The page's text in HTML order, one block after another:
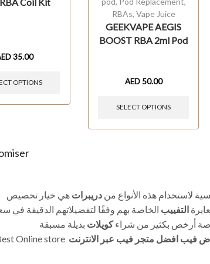
35.00
OPTIONS
RBAs, Vape Juice
GEEKVAPE AEGIS
BOOST RBA 2ml Pod
AED 50.00
SELECT OPTIONS
لاستخدام هذه الأنواع من دريبرات هي خيار تخصيص
التفييب الخاصة بهم وفقًا لتفضيلاتهم الدقيقة في
أرخص بكثير من شراءكويلات بديلة مسبقة
فيب افضل متجر فيب عبر الانترنت Online store